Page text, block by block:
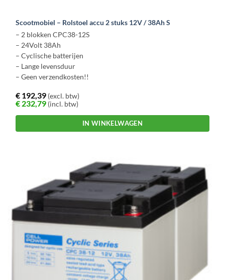
Scootmobiel – Rolstoel accu 2 stuks 12V / 38Ah S
– 2 blokken CPC38-12S
– 24Volt 38Ah
– Cyclische batterijen
– Lange levensduur
– Geen verzendkosten!!
€ 192,39 (excl. btw)
€ 232,79 (incl. btw)
IN WINKELWAGEN
variaties.
optie
worden